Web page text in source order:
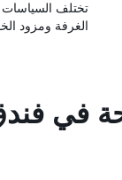
تختلف
الغرفة ومزود
في